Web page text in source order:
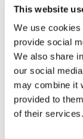
This website
We use
provide social
We also share
our social
may combine it
provided to
of their services.
organisatie
kunnen. Of bekijk
tot de
organisatie.
Zorg u dat
Het functioneren